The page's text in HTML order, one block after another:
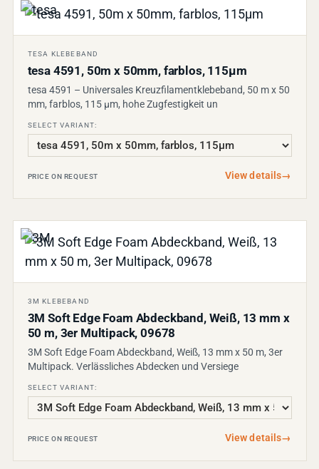
TESA KLEBEBAND
tesa 4591, 50m x 50mm, farblos, 115µm
tesa 4591 – Universales Kreuzfilamentklebeband, 50 m x 50
mm, farblos, 115 µm, hohe Zugfestigkeit un
SELECT VARIANT:
PRICE ON REQUEST View details→
3M KLEBEBAND
3M Soft Edge Foam Abdeckband, Weiß, 13 mm x
50 m, 3er Multipack, 09678
3M Soft Edge Foam Abdeckband, Weiß, 13 mm x 50 m, 3er
Multipack. Verlässliches Abdecken und Versiege
SELECT VARIANT:
PRICE ON REQUEST View details→